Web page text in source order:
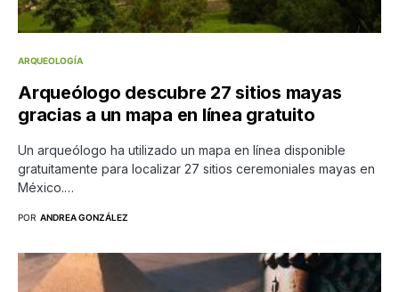
ARQUEOLOGÍA
Arqueólogo descubre 27 sitios mayas
gracias a un mapa en línea gratuito
Un arqueólogo ha utilizado un mapa en línea disponible
gratuitamente para localizar 27 sitios ceremoniales mayas en
México.…
POR ANDREA GONZÁLEZ